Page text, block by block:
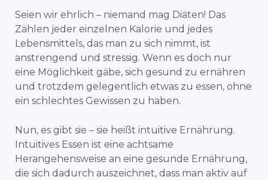
Seien wir ehrlich – niemand mag Diäten! Das
Zählen jeder einzelnen Kalorie und jedes
Lebensmittels, das man zu sich nimmt, ist
anstrengend und stressig. Wenn es doch nur
eine Möglichkeit gäbe, sich gesund zu ernähren
und trotzdem gelegentlich etwas zu essen, ohne
ein schlechtes Gewissen zu haben.
Nun, es gibt sie – sie heißt intuitive Ernährung.
Intuitives Essen ist eine achtsame
Herangehensweise an eine gesunde Ernährung,
die sich dadurch auszeichnet, dass man aktiv auf